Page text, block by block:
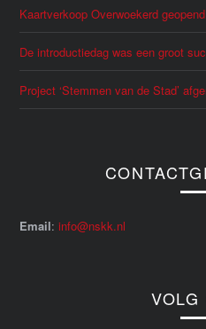
Kaartverkoop Overwoekerd
De introductiedag was een groot
Project ‘Stemmen van de Stad’
Email:info@nskk.nl
VOLG